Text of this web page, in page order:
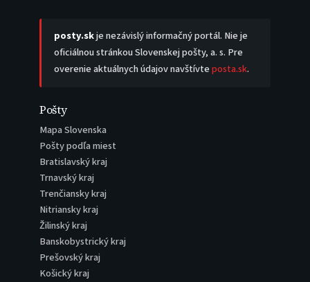
posty.skje nezávislý informačný portál. Nie je
oficiálnou stránkou Slovenskej pošty, a. s. Pre
overenie aktuálnych údajov navštívteposta.sk.
Pošty
Mapa Slovenska
Pošty podľa miest
Bratislavský kraj
Trnavský kraj
Trenčiansky kraj
Nitriansky kraj
Žilinský kraj
Banskobystrický kraj
Prešovský kraj
Košický kraj